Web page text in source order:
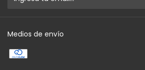
Medios de envío